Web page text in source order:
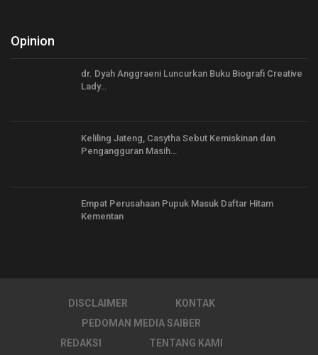
Opinion
dr. Dyah Anggraeni Luncurkan Buku Biografi Creative
Lady…
Keliling Jateng, Casytha Sebut Kemiskinan dan
Pengangguran Masih…
Empat Perusahaan Pupuk Masuk Daftar Hitam
Kementan
DISCLAIMER
KONTAK
PEDOMAN MEDIA SAIBER
REDAKSI
TENTANG KAMI